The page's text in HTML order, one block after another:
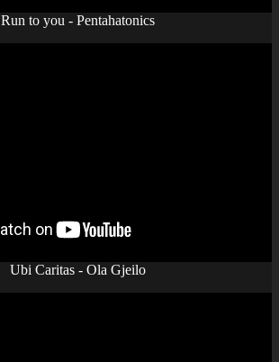
Run to you - Pentahatonics
Ubi Caritas - Ola Gjeilo